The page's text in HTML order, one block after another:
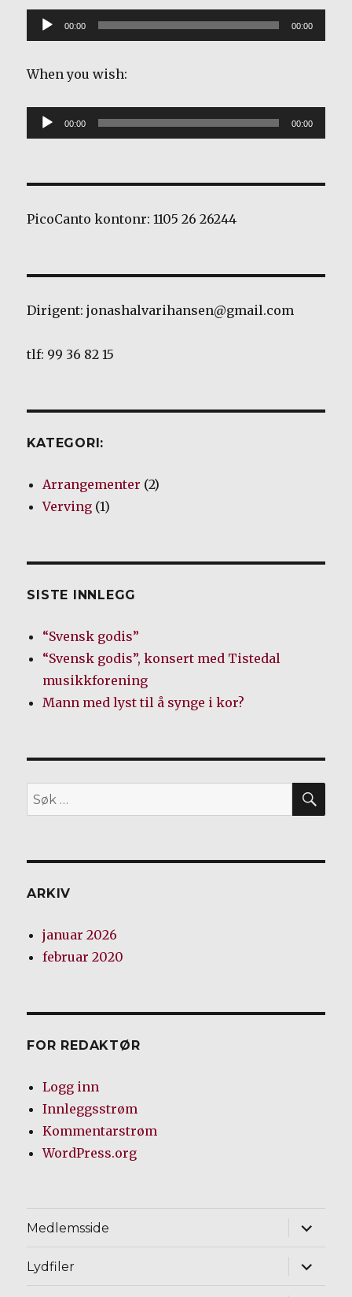
Lydavspiller
00:00 00:00
When you wish:
Lydavspiller
00:00 00:00
PicoCanto kontonr: 1105 26 26244
Dirigent: jonashalvarihansen@gmail.com
tlf: 99 36 82 15
KATEGORI:
Arrangementer (2)
Verving (1)
SISTE INNLEGG
“Svensk godis”
“Svensk godis”, konsert med Tistedal
musikkforening
Mann med lyst til å synge i kor?
Søk
etter:
ARKIV
januar 2026
februar 2020
FOR REDAKTØR
Logg inn
Innleggsstrøm
Kommentarstrøm
WordPress.org
Medlemsside
Utvid
Lydfiler
Utvid